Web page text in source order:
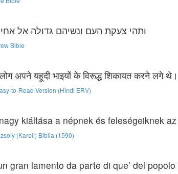
ותהי צעקת העם ונשיהם גדולה אל
Bible
अपने यहूदी भाइयों के विरूद्ध शिकायत करने लगे थे।
to-Read Version (Hindi ERV)
kiáltása a népnek és feleségeiknek
(Karoli) Biblia (1590)
gran lamento da parte di que’ del